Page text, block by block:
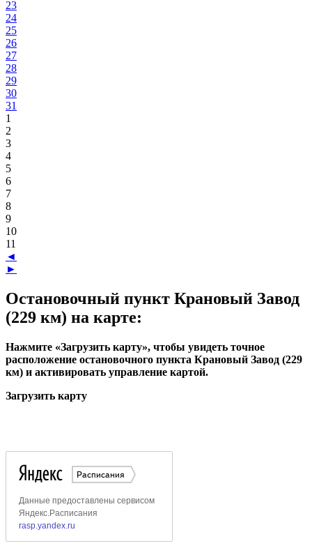
23
24
25
26
27
28
29
30
31
1
2
3
4
5
6
7
8
9
10
11
◄
►
Остановочный пункт Крановый Завод
(229 км) на карте:
Нажмите «Загрузить карту», чтобы увидеть точное
расположение остановочного пункта Крановый Завод (229
км) и активировать управление картой.
Загрузить карту